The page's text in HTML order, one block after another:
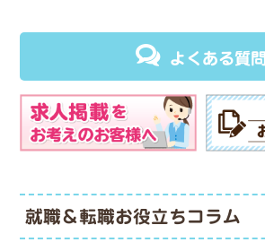
よくある質問
就職＆転職お役立ちコラム